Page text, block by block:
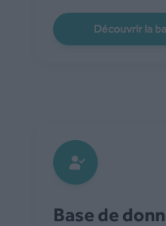
Découvrir la
Base de